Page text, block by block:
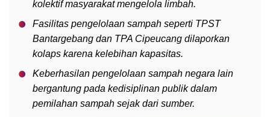
kolektif masyarakat mengelola limbah.
Fasilitas pengelolaan sampah seperti TPST
Bantargebang dan TPA Cipeucang dilaporkan
kolaps karena kelebihan kapasitas.
Keberhasilan pengelolaan sampah negara lain
bergantung pada kedisiplinan publik dalam
pemilahan sampah sejak dari sumber.